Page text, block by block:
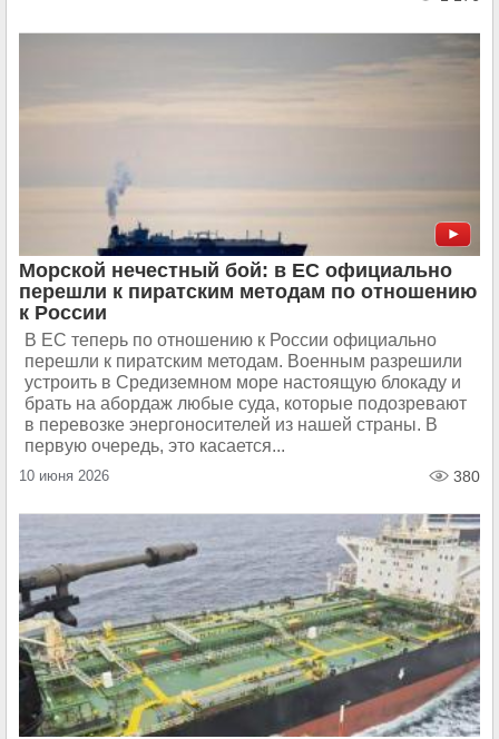
Морской нечестный бой: в ЕС официально
перешли к пиратским методам по отношению
к России
В ЕС теперь по отношению к России официально
перешли к пиратским методам. Военным разрешили
устроить в Средиземном море настоящую блокаду и
брать на абордаж любые суда, которые подозревают
в перевозке энергоносителей из нашей страны. В
первую очередь, это касается...
10 июня 2026 380